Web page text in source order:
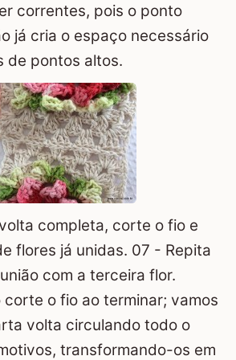
correntes, pois o ponto
já cria o espaço necessário
de pontos altos.
completa, corte o fio e
flores já unidas. 07 - Repita
com a terceira flor.
corte o fio ao terminar; vamos
volta circulando todo o
transformando-os em